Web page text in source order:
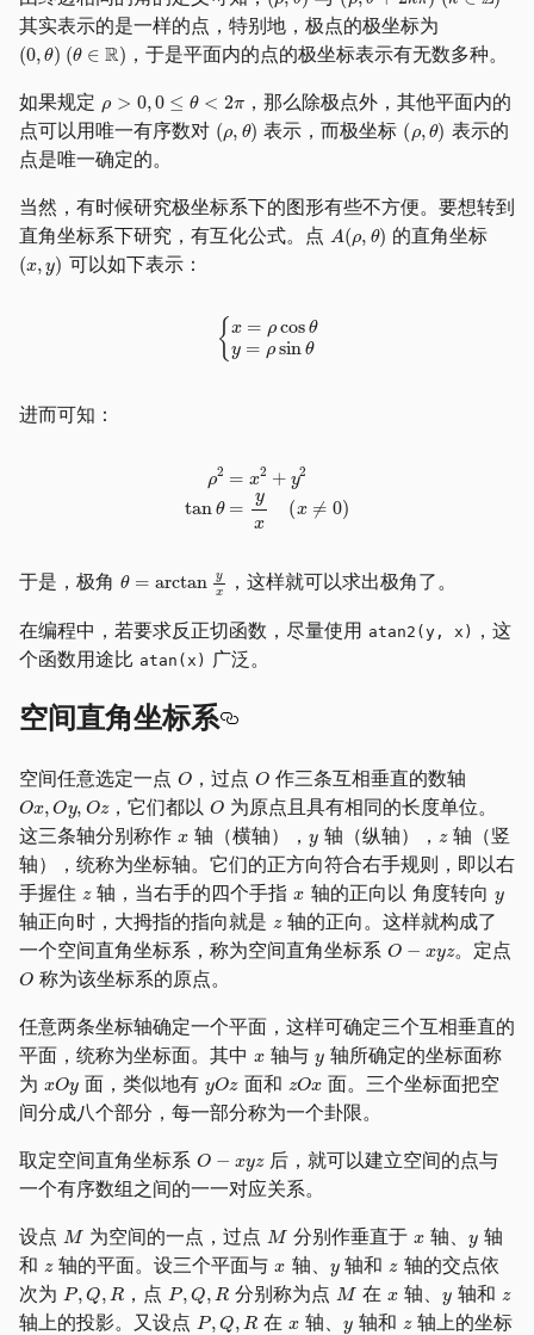
其实表示的是一样的点，特别地，极点的极坐标为
，于是平面内的点的极坐标表示有无数多种。
如果规定
，那么除极点外，其他平面内的
点可以用唯一有序数对
表示，而极坐标
表示的
点是唯一确定的。
当然，有时候研究极坐标系下的图形有些不方便。要想转到
直角坐标系下研究，有互化公式。点
的直角坐标
可以如下表示：
进而可知：
于是，极角 ，这样就可以求出极角了。
在编程中，若要求反正切函数，尽量使用 atan2(y, x)
，这
个函数用途比 atan(x) 广泛。
空间直角坐标系
空间任意选定一点 ，过点
作三条互相垂直的数轴
，它们都以
为原点且具有相同的长度单位。
这三条轴分别称作
轴（横轴）， 轴（纵轴），
轴（竖
轴），统称为坐标轴。它们的正方向符合右手规则，即以右
手握住
轴，当右手的四个手指
轴的正向以 角度转向
轴正向时，大拇指的指向就是
轴的正向。这样就构成了
一个空间直角坐标系，称为空间直角坐标系
。定点
称为该坐标系的原点。
任意两条坐标轴确定一个平面，这样可确定三个互相垂直的
平面，统称为坐标面。其中
轴与 轴所确定的坐标面称
为
面，类似地有 面和
面。三个坐标面把空
间分成八个部分，每一部分称为一个卦限。
取定空间直角坐标系
后，就可以建立空间的点与
一个有序数组之间的一一对应关系。
设点
为空间的一点，过点 分别作垂直于 轴、
轴
和
轴的平面。设三个平面与 轴、 轴和
轴的交点依
次为
，点 分别称为点 在 轴、
轴和
轴上的投影。又设点
在 轴、 轴和
轴上的坐标